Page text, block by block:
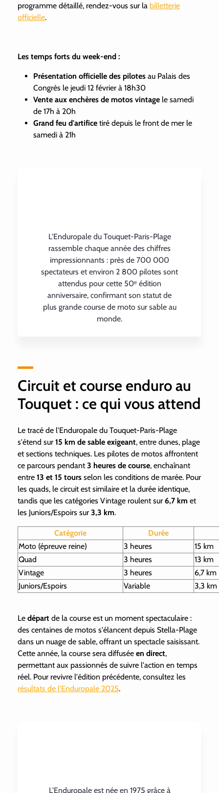
programme détaillé, rendez-vous sur la billetterie
officielle.
Les temps forts du week-end :
Présentation officielle des pilotes au Palais des
Congrès le jeudi 12 février à 18h30
Vente aux enchères de motos vintage le samedi
de 17h à 20h
Grand feu d'artifice tiré depuis le front de mer le
samedi à 21h
L'Enduropale du Touquet-Paris-Plage
rassemble chaque année des chiffres
impressionnants : près de 700 000
spectateurs et environ 2 800 pilotes sont
attendus pour cette 50ᵉ édition
anniversaire, confirmant son statut de
plus grande course de moto sur sable au
monde.
Circuit et course enduro au
Touquet : ce qui vous attend
Le tracé de l'Enduropale du Touquet-Paris-Plage
s'étend sur 15 km de sable exigeant, entre dunes, plage
et sections techniques. Les pilotes de motos affrontent
ce parcours pendant3 heures de course, enchaînant
entre 13 et 15 tours selon les conditions de marée. Pour
les quads, le circuit est similaire et la durée identique,
tandis que les catégories Vintage roulent sur 6,7 km et
les Juniors/Espoirs sur 3,3 km.
Catégorie
Durée
Moto (épreuve reine)
3 heures
15 km
Quad
3 heures
13 km
Vintage
3 heures
6,7 km
Juniors/Espoirs
Variable 3,3 km
Le départ de la course est un moment spectaculaire :
des centaines de motos s'élancent depuis Stella-Plage
dans un nuage de sable, offrant un spectacle saisissant.
Cette année, la course sera diffusée en direct,
permettant aux passionnés de suivre l'action en temps
réel. Pour revivre l'édition précédente, consultez les
résultats de l'Enduropale 2025.
L'Enduropale est née en 1975 grâce à